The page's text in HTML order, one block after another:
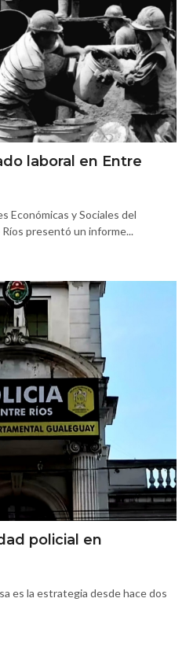
laboral en Entre
Económicas y Sociales del
presentó un informe...
policial en
es la estrategia desde hace dos